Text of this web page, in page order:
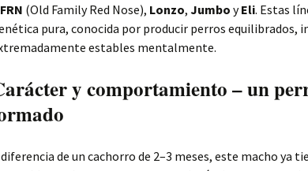
(Old Family Red Nose), Lonzo, Jumbo yEli. Estas
pura, conocida por producir perros equilibrados,
estables mentalmente.
y comportamiento – un
de un cachorro de 2–3 meses, este macho ya